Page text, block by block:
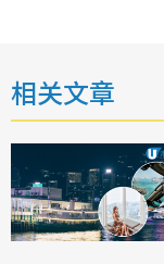
相关文章